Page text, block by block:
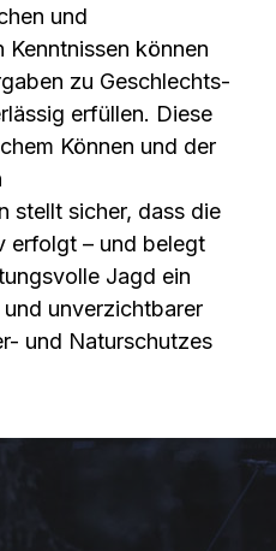
und
können
zu Geschlechts-
erfüllen. Diese
Können und der
stellt sicher, dass die
erfolgt – und belegt
Jagd ein
unverzichtbarer
und Naturschutzes